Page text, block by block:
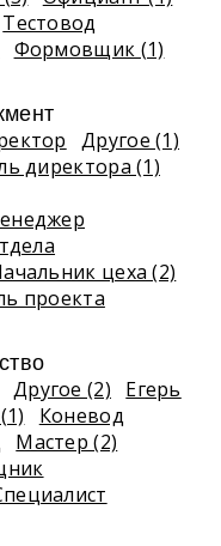
Тестовод
Формовщик (1)
Другое (1)
директора (1)
цеха (2)
проекта
Другое (2)
Егерь
Коневод
Мастер (2)